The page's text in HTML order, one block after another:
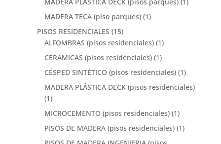
MADERA TECA (piso parques) (1)
PISOS RESIDENCIALES (15)
ALFOMBRAS (pisos residenciales) (1)
CERAMICAS (pisos residenciales) (1)
CÉSPED SINTÉTICO (pisos residenciales) (1)
MADERA PLÁSTICA DECK (pisos residenciales)
(1)
MICROCEMENTO (pisos residenciales) (1)
PISOS DE MADERA (pisos residenciales) (1)